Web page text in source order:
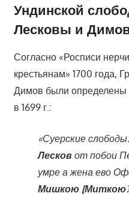
Ундинской
Лесковы и
Согласно «Росписи
крестьянам» 1700 года,
Димов были определены
в 1699 г.:
«Суерские
Лесковот побои
умре а жена ево
Мишкою